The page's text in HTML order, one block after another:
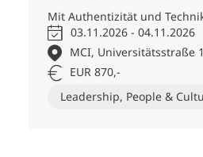
Mit Authentizität und
03.11.2026 - 04.11.2026
MCI, Universitätsstraße
EUR 870,-
Leadership, People &